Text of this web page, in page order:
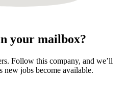
your mailbox?
Follow this company, and we’ll
new jobs become available.